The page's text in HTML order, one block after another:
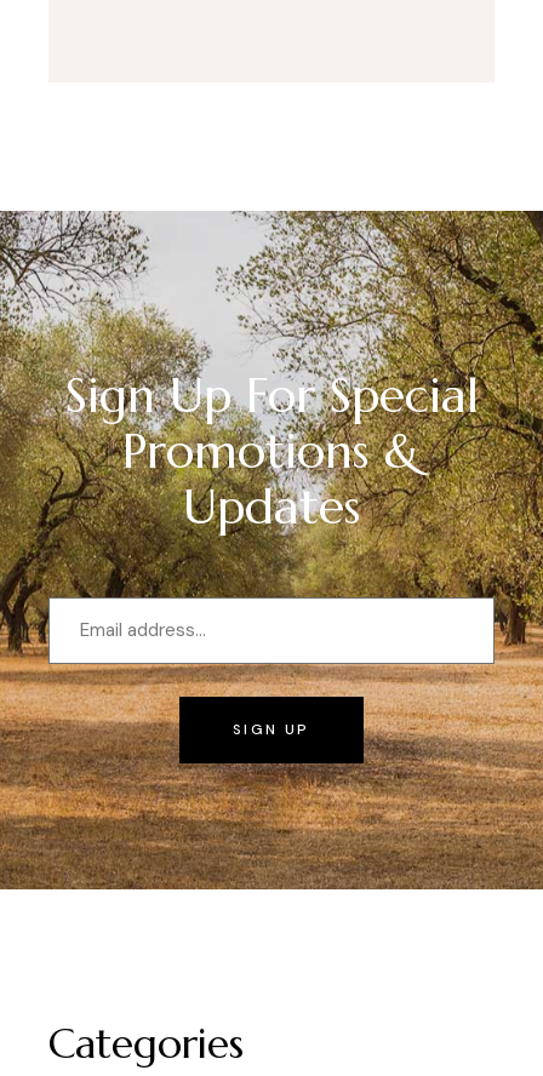
Sign Up For Special
Promotions &
Updates
SIGN UP
Categories